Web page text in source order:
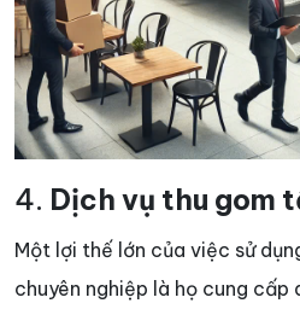
4. Dịch vụ thu gom
Một lợi thế lớn của việc sử
chuyên nghiệp là họ cung cấp